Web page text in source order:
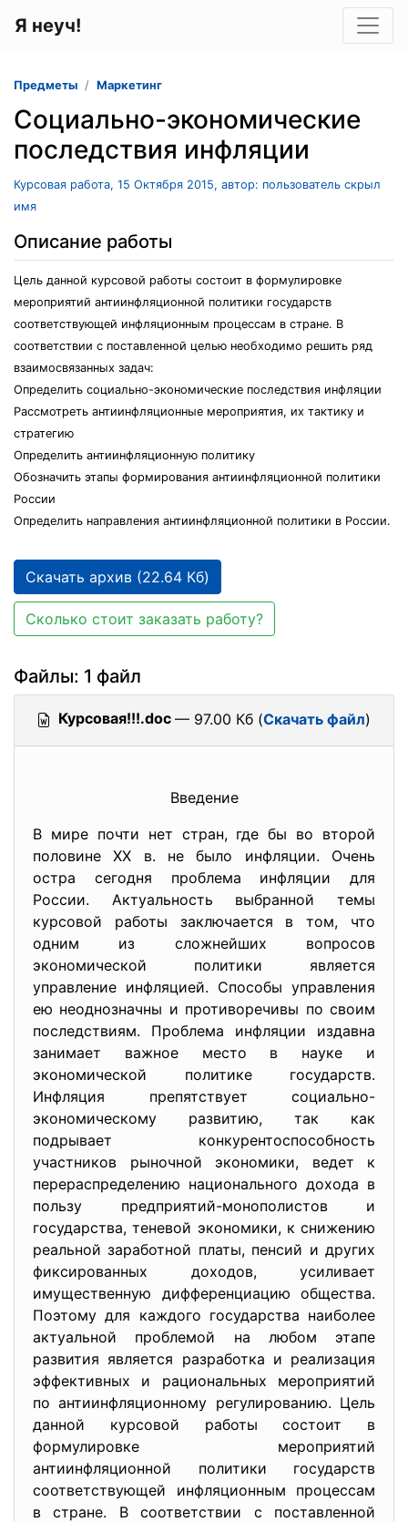
Я неуч!
Предметы Маркетинг
Социально-экономические
последствия инфляции
Курсовая работа, 15 Октября 2015, автор: пользователь скрыл
имя
Описание работы
Цель данной курсовой работы состоит в формулировке
мероприятий антиинфляционной политики государств
соответствующей инфляционным процессам в стране. В
соответствии с поставленной целью необходимо решить ряд
взаимосвязанных задач:
Определить социально-экономические последствия инфляции
Рассмотреть антиинфляционные мероприятия, их тактику и
стратегию
Определить антиинфляционную политику
Обозначить этапы формирования антиинфляционной политики
России
Определить направления антиинфляционной политики в России.
Скачать архив (22.64 Кб)
Сколько стоит заказать работу?
Файлы: 1 файл
Курсовая!!!.doc — 97.00 Кб (Скачать файл)
Введение
В мире почти нет стран, где бы во второй
половине ХХ в. не было инфляции. Очень
остра сегодня проблема инфляции для
России. Актуальность выбранной темы
курсовой работы заключается в том, что
одним из сложнейших вопросов
экономической политики является
управление инфляцией. Способы управления
ею неоднозначны и противоречивы по своим
последствиям. Проблема инфляции издавна
занимает важное место в науке и
экономической политике государств.
Инфляция препятствует социально-
экономическому развитию, так как
подрывает конкурентоспособность
участников рыночной экономики, ведет к
перераспределению национального дохода в
пользу предприятий-монополистов и
государства, теневой экономики, к снижению
реальной заработной платы, пенсий и других
фиксированных доходов, усиливает
имущественную дифференциацию общества.
Поэтому для каждого государства наиболее
актуальной проблемой на любом этапе
развития является разработка и реализация
эффективных и рациональных мероприятий
по антиинфляционному регулированию. Цель
данной курсовой работы состоит в
формулировке мероприятий
антиинфляционной политики государств
соответствующей инфляционным процессам
в стране. В соответствии с поставленной